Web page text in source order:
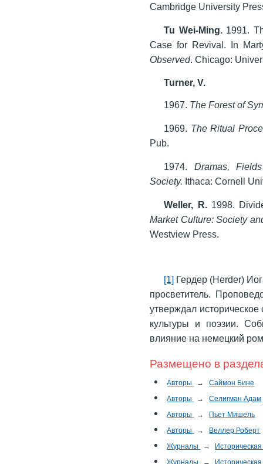
Cambridge University
Tu Wei-Ming.1991.
Case for Revival. In
Observed. Chicago:
Turner, V.
1967. The Forest of
1969. The Ritual
Pub.
1974. Dramas,
Society. Ithaca: Cornell
Weller, R.1998.
Market Culture: Society
Westview Press.
[1] Гердер (Herder)
просветитель.
утверждал
культуры и поэзии.
влияние на немецкий
Размещено в
Авторы →
Саймон Бине
Авторы
→
Селигман Адам
Авторы
→
Пьет Мишель
Авторы
→
Веллер Роберт
Журналы
→
Журналы
→